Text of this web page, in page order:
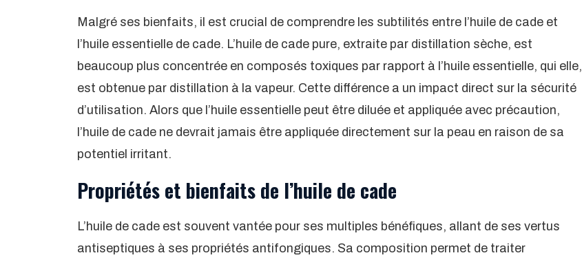
Malgré ses bienfaits, il est crucial de comprendre les subtilités entre l’huile de cade et
l’huile essentielle de cade. L’huile de cade pure, extraite par distillation sèche, est
beaucoup plus concentrée en composés toxiques par rapport à l’huile essentielle, qui elle,
est obtenue par distillation à la vapeur. Cette différence a un impact direct sur la sécurité
d’utilisation. Alors que l’huile essentielle peut être diluée et appliquée avec précaution,
l’huile de cade ne devrait jamais être appliquée directement sur la peau en raison de sa
potentiel irritant.
Propriétés et bienfaits de l’huile de cade
L’huile de cade est souvent vantée pour ses multiples bénéfiques, allant de ses vertus
antiseptiques à ses propriétés antifongiques. Sa composition permet de traiter